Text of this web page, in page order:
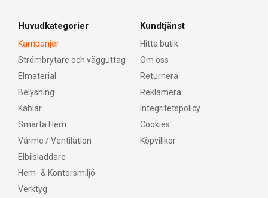
Huvudkategorier
Kampanjer
Strömbrytare och vägguttag
Elmaterial
Belysning
Kablar
Smarta Hem
Värme / Ventilation
Elbilsladdare
Hem- & Kontorsmiljö
Verktyg
Kundtjänst
Hitta butik
Om oss
Returnera
Reklamera
Integritetspolicy
Cookies
Köpvillkor